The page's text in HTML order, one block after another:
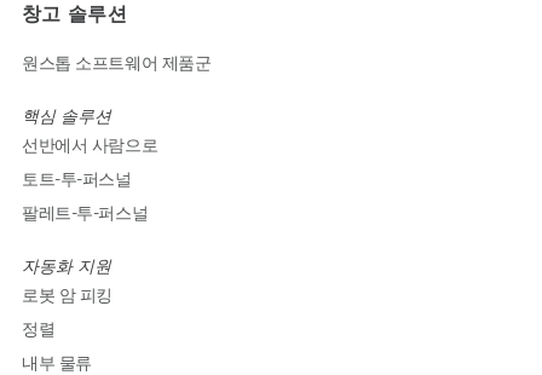
창고 솔루션
원스톱 소프트웨어 제품군
핵심 솔루션
선반에서 사람으로
토트-투-퍼스널
팔레트-투-퍼스널
자동화 지원
로봇 암 피킹
정렬
내부 물류